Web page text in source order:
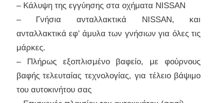
– Κάλυψη της εγγύησης στα οχήματα NISSAN
– Γνήσια ανταλλακτικά NISSAN, και
ανταλλακτικά εφ’ άμυλα των γνήσιων για όλες τις
μάρκες.
– Πλήρως εξοπλισμένο βαφείο, με φούρνους
βαφής τελευταίας τεχνολογίας, για τέλειο βάψιμο
του αυτοκινήτου σας